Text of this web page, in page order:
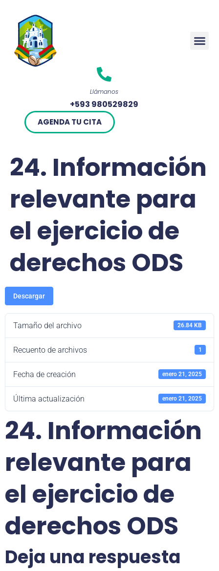
Llámanos
+593 980529829
AGENDA TU CITA
24. Información
relevante para
el ejercicio de
derechos ODS
Descargar
Tamaño del archivo 26.84 KB
Recuento de archivos 1
Fecha de creación enero 21, 2025
Última actualización enero 21, 2025
24. Información
relevante para
el ejercicio de
derechos ODS
Deja una respuesta